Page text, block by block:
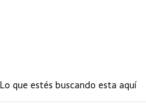
Lo que estés buscando esta aquí